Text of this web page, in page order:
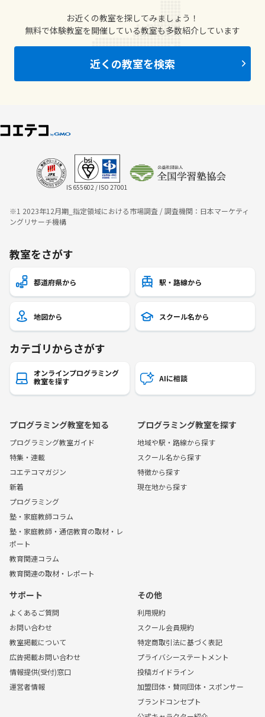
お近くの教室を探してみましょう！
無料で体験教室を開催している教室も多数紹介しています
近くの教室を検索
IS 655602 / ISO 27001
※1 2023年12月期_指定領域における市場調査 / 調査機関：日本マーケティ
ングリサーチ機構
教室をさがす
都道府県から 駅・路線から
地図から スクール名から
カテゴリからさがす
オンラインプログラミング
教室を探す
AIに相談
プログラミング教室を知る
プログラミング教室ガイド
特集・連載
コエテコマガジン
新着
プログラミング
塾・家庭教師コラム
塾・家庭教師・通信教育の取材・レ
ポート
教育関連コラム
教育関連の取材・レポート
プログラミング教室を探す
地域や駅・路線から探す
スクール名から探す
特徴から探す
現在地から探す
サポート
よくあるご質問
お問い合わせ
教室掲載について
広告掲載お問い合わせ
情報提供(受付)窓口
運営者情報
その他
利用規約
スクール会員規約
特定商取引法に基づく表記
プライバシーステートメント
投稿ガイドライン
加盟団体・賛同団体・スポンサー
ブランドコンセプト